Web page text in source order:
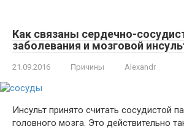
Как связаны сердечно-
заболевания и мозговой
21.09.2016 Причины Alexandr
Инсульт принято считать сосудистой
головного мозга. Это действительно